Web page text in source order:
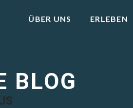
ÜBER UNS ERLEBEN
BLOG